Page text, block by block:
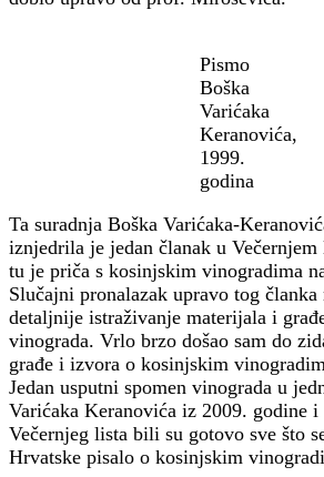
Pismo
Boška
Varićaka
Keranovića,
1999.
godina
Ta suradnja Boška Varićaka-
iznjedrila je jedan članak u
tu je priča s kosinjskim vinogradima
Slučajni pronalazak upravo tog
detaljnije istraživanje materijala i
vinograda. Vrlo brzo došao sam do
građe i izvora o kosinjskim
Jedan usputni spomen vinograda u
Varićaka Keranovića iz 2009. godine
Večernjeg lista bili su gotovo sve što
Hrvatske pisalo o kosinjskim